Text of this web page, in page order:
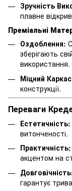
Зручність
плавне
Преміальні
Оздоблення:
зберігають
використання.
Міцний
конструкції.
Переваги
Естетичність:
витонченості.
Практичність:
акцентом на
гарантує